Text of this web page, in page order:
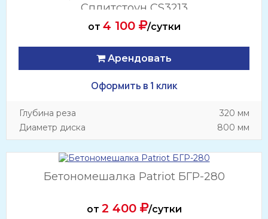
Сплитстоун CS3213
от 4 100 /сутки
Арендовать
Оформить в 1 клик
Глубина реза
320 мм
Диаметр диска
800 мм
Бетономешалка Patriot БГР-280
от 2 400 /сутки